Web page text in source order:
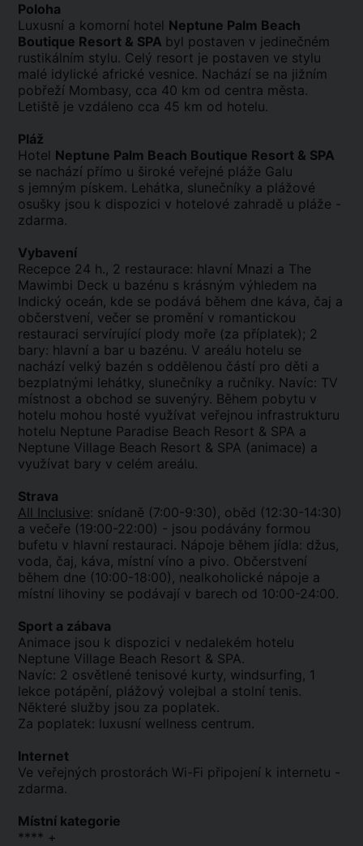
Poloha
Luxusní a komorní hotel Neptune Palm Beach
Boutique Resort & SPA byl postaven v jedinečném
rustikálním stylu. Celý resort je postaven ve stylu
malé idylické africké vesnice. Nachází se na jižním
pobřeží Mombasy, cca 40 km od centra města.
Letiště je vzdáleno cca 45 km od hotelu.
Pláž
Hotel Neptune Palm Beach Boutique Resort & SPA
se nachází přímo u široké veřejné pláže Galu
s jemným pískem. Lehátka, slunečníky a plážové
osušky jsou k dispozici v hotelové zahradě u pláže -
zdarma.
Vybavení
Recepce 24 h., 2 restaurace: hlavní Mnazi a The
Mawimbi Deck u bazénu s krásným výhledem na
Indický oceán, kde se podává během dne káva, čaj a
občerstvení, večer se promění v romantickou
restauraci servírující plody moře (za příplatek); 2
bary: hlavní a bar u bazénu. V areálu hotelu se
nachází velký bazén s oddělenou částí pro děti a
bezplatnými lehátky, slunečníky a ručníky. Navíc: TV
místnost a obchod se suvenýry. Během pobytu v
hotelu mohou hosté využívat veřejnou infrastrukturu
hotelu Neptune Paradise Beach Resort & SPA a
Neptune Village Beach Resort & SPA (animace) a
využívat bary v celém areálu.
Strava
All Inclusive: snídaně (7:00-9:30), oběd (12:30-14:30)
a večeře (19:00-22:00) - jsou podávány formou
bufetu v hlavní restauraci. Nápoje během jídla: džus,
voda, čaj, káva, místní víno a pivo. Občerstvení
během dne (10:00-18:00), nealkoholické nápoje a
místní lihoviny se podávají v barech od 10:00-24:00.
Sport a zábava
Animace jsou k dispozici v nedalekém hotelu
Neptune Village Beach Resort & SPA.
Navíc: 2 osvětlené tenisové kurty, windsurfing, 1
lekce potápění, plážový volejbal a stolní tenis.
Některé služby jsou za poplatek.
Za poplatek: luxusní wellness centrum.
Internet
Ve veřejných prostorách Wi-Fi připojení k internetu -
zdarma.
Místní kategorie
**** +